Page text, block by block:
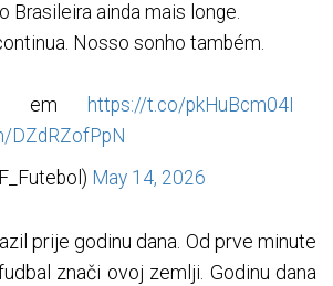
Brasileira ainda mais longe.
Nosso sonho também.
em https://t.co/pkHuBcm04I
DZdRZofPpN
May 14, 2026
prije godinu dana. Od prve minute
znači ovoj zemlji. Godinu dana